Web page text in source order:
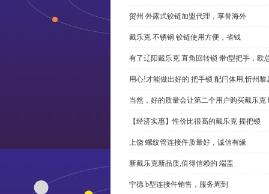
贺州 外露式铰链加盟代理，享誉海外
戴乐克 不锈钢 铰链使用方便，省钱
有了辽阳戴乐克 直角回转锁 带t型把手，欧
用心!才能做出好的 把手锁 配闩体用,忻州黎
当然，好的质量会让第二个用户购买戴乐克
【经济实惠】性价比很高的戴乐克 摇把锁
上饶 螺纹管连接件质量好，诚信有缘
新戴乐克新品质,值得信赖的 端盖
宁德 b型连接件销售，服务周到